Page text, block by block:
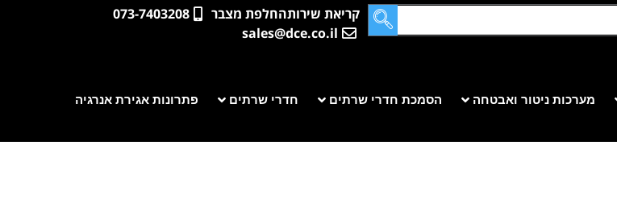
קריאת שירותהחלפת מצבר
073-7403208
sales@dce.co.il
מערכות ניטור ואבטחה הסמכת חדרי שרתים חדרי שרתים פתרונות אגירת אנרגיה